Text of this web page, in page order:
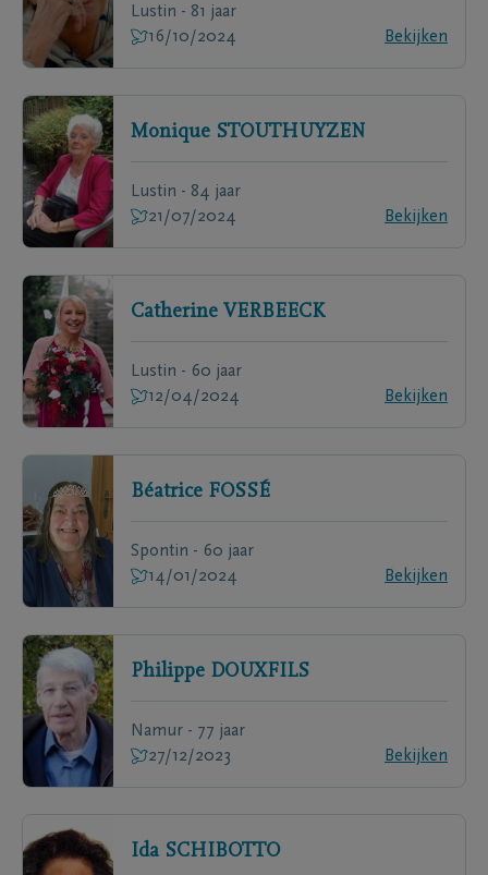
Lustin - 81 jaar
16/10/2024
Bekijken
Monique STOUTHUYZEN
Lustin - 84 jaar
21/07/2024
Bekijken
Catherine VERBEECK
Lustin - 60 jaar
12/04/2024
Bekijken
Béatrice FOSSÉ
Spontin - 60 jaar
14/01/2024
Bekijken
Philippe DOUXFILS
Namur - 77 jaar
27/12/2023
Bekijken
Ida SCHIBOTTO